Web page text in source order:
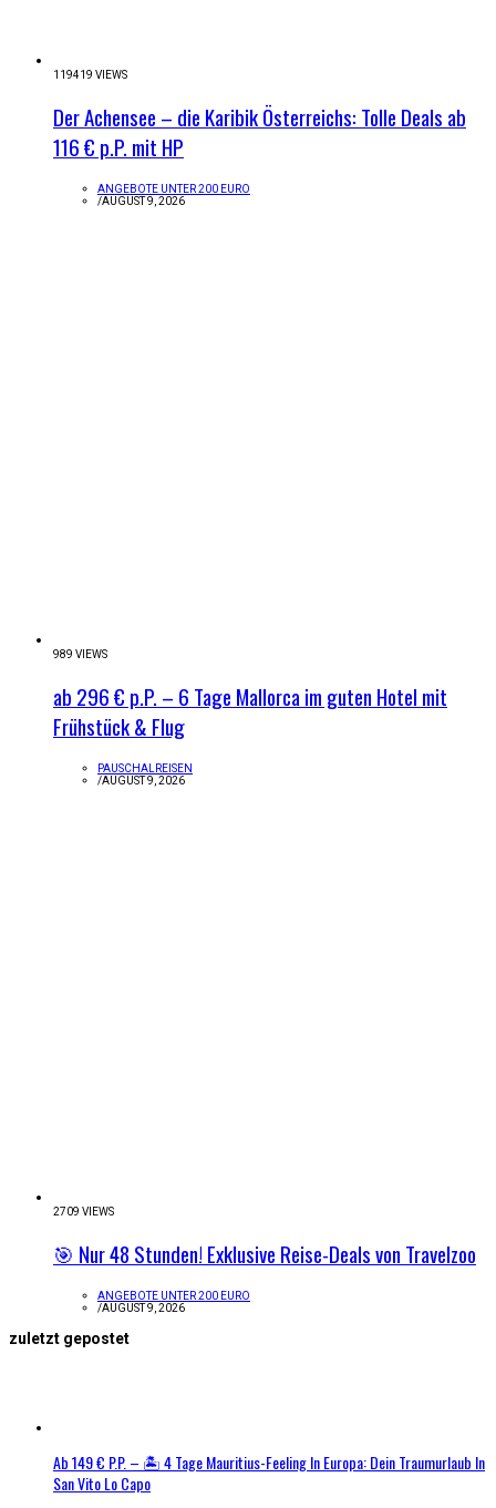
119419 VIEWS
Der Achensee – die Karibik Österreichs: Tolle Deals ab
116 € p.P. mit HP
ANGEBOTE UNTER 200 EURO
/AUGUST 9, 2026
989 VIEWS
ab 296 € p.P. – 6 Tage Mallorca im guten Hotel mit
Frühstück & Flug
PAUSCHALREISEN
/AUGUST 9, 2026
2709 VIEWS
🎯 Nur 48 Stunden! Exklusive Reise-Deals von Travelzoo
ANGEBOTE UNTER 200 EURO
/AUGUST 9, 2026
zuletzt gepostet
Ab 149 € P.P. – 🏝️ 4 Tage Mauritius-Feeling In Europa: Dein Traumurlaub In
San Vito Lo Capo